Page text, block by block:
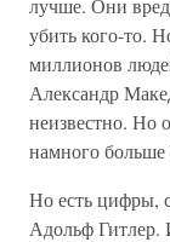
лучше. Они
убить кого-то.
миллионов
Александр
неизвестно. Но
намного
Но есть цифры,
Адольф Гитлер.